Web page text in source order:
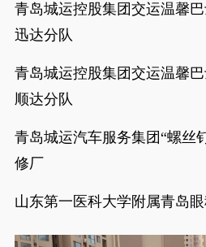
青岛城运控股集团交运温馨
迅达分队
青岛城运控股集团交运温馨
顺达分队
青岛城运汽车服务集团“螺丝
修厂
山东第一医科大学附属青岛